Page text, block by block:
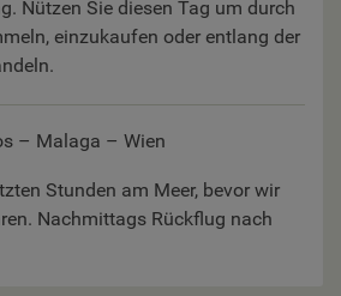
Nützen Sie diesen Tag um durch
einzukaufen oder entlang der
– Malaga – Wien
Stunden am Meer, bevor wir
Nachmittags Rückflug nach